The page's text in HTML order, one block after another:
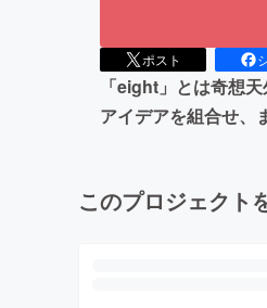
ポスト
「eight」とは奇想
アイデアを組合せ、
このプロジェクト